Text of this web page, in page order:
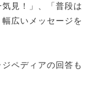
見！」、「普段は
広いメッセージを
ペディアの回答も